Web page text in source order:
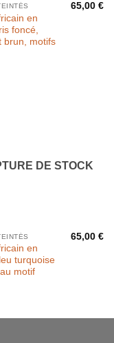
en
foncé,
brun, motifs
65,00€
DE STOCK
en
turquoise
motif
65,00€